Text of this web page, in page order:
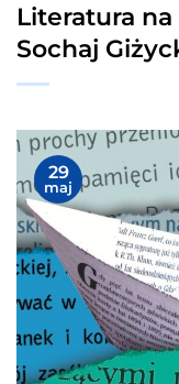
Literatura na
Sochaj
29
maj